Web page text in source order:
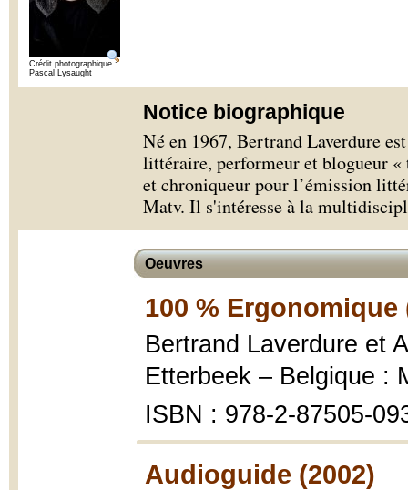
Crédit photographique :
Pascal Lysaught
Notice biographique
Né en 1967, Bertrand Laverdure
littéraire, performeur et blogueur
et chroniqueur pour l’émission
Matv. Il s'intéresse à la
Oeuvres
100 % Ergonomique
Bertrand Laverdure et
Etterbeek – Belgique :
ISBN : 978-2-87505-
Audioguide (2002)